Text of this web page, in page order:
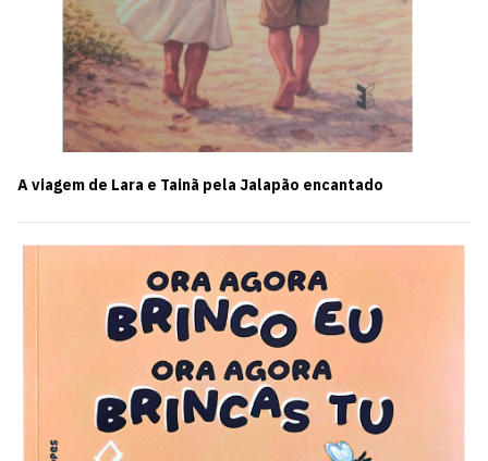
A viagem de Lara e Tainã pela Jalapão encantado